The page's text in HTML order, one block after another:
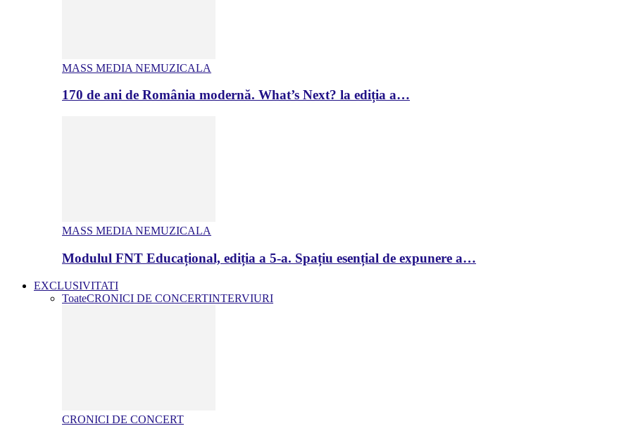
MASS MEDIA NEMUZICALA
170 de ani de România modernă. What’s Next? la ediția a…
MASS MEDIA NEMUZICALA
Modulul FNT Educațional, ediția a 5-a. Spațiu esențial de expunere a…
EXCLUSIVITATI
ToateCRONICI DE CONCERTINTERVIURI
CRONICI DE CONCERT